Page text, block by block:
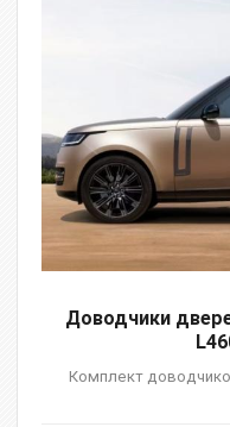
Доводчики
Комплект